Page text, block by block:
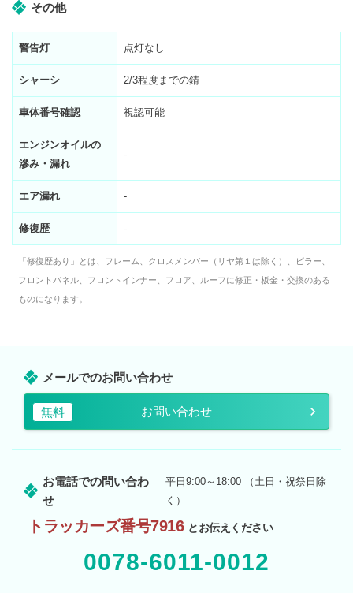
その他
警告灯 点灯なし
シャーシ 2/3程度までの錆
車体番号確認 視認可能
エンジンオイルの
滲み・漏れ
-
エア漏れ -
修復歴 -
「修復歴あり」とは、フレーム、クロスメンバー（リヤ第１は除く）、ピラー、
フロントパネル、フロントインナー、フロア、ルーフに修正・板金・交換のある
ものになります。
メールでのお問い合わせ
無料 お問い合わせ
お電話での問い合わ
せ
平日9:00～18:00 （土日・祝祭日除
く）
トラッカーズ番号7916 とお伝えください
0078-6011-0012